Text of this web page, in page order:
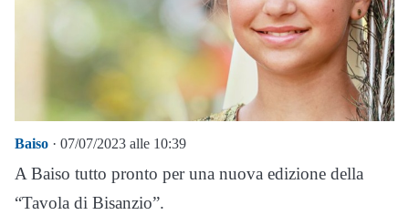
Baiso · 07/07/2023 alle 10:39
A Baiso tutto pronto per una nuova edizione della
“Tavola di Bisanzio”.